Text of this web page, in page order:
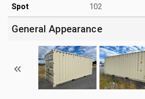
Spot
102
General Appearance